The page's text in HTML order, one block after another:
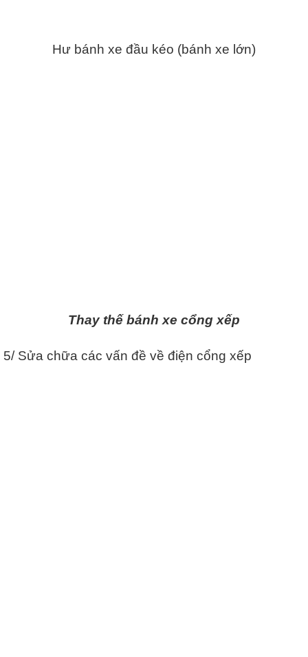
Hư bánh xe đầu kéo (bánh xe lớn)
Thay thế bánh xe cổng xếp
5/ Sửa chữa các vấn đề về điện cổng xếp